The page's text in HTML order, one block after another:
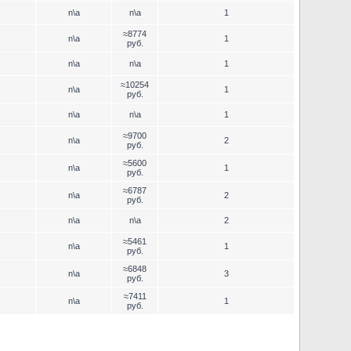
n\a n\a 1
n\a
≈8774
руб.
1
n\a n\a 1
n\a
≈10254
руб.
1
n\a n\a 1
n\a
≈9700
руб.
2
n\a
≈5600
руб.
1
n\a
≈6787
руб.
2
n\a n\a 2
n\a
≈5461
руб.
1
n\a
≈6848
руб.
3
n\a
≈7411
руб.
1